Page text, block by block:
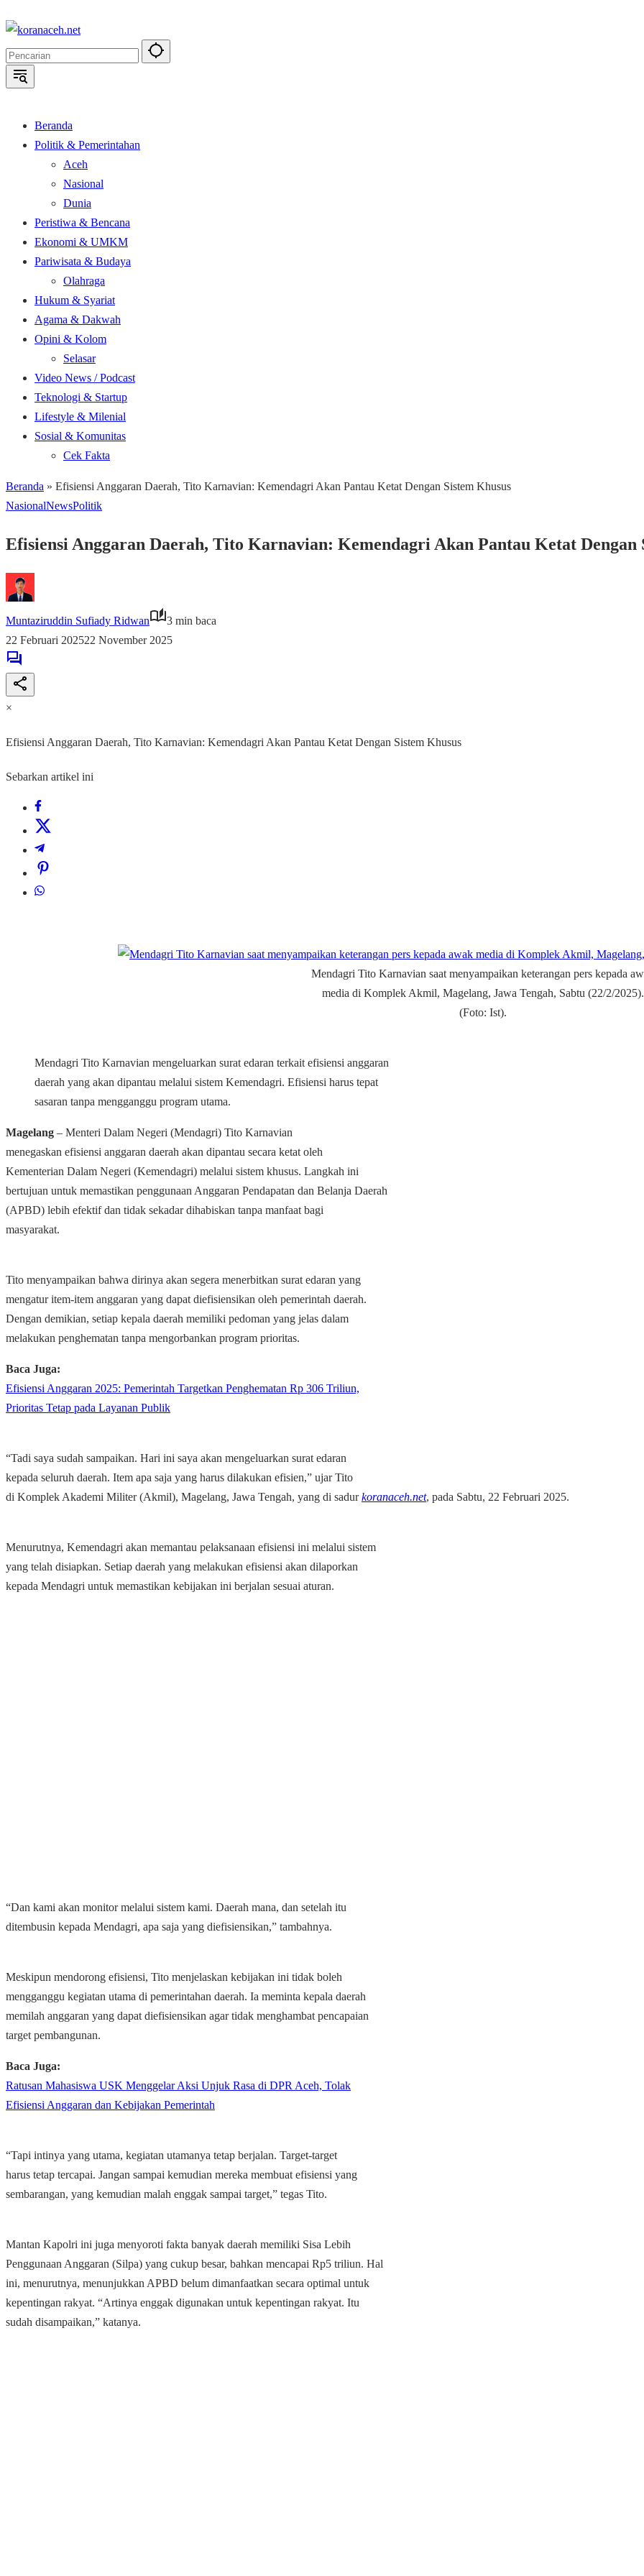
ke
konten
Beranda
Politik & Pemerintahan
Aceh
Nasional
Dunia
Peristiwa & Bencana
Ekonomi & UMKM
Pariwisata & Budaya
Olahraga
Hukum & Syariat
Agama & Dakwah
Opini & Kolom
Selasar
Video News / Podcast
Teknologi & Startup
Lifestyle & Milenial
Sosial & Komunitas
Cek Fakta
Beranda » Efisiensi Anggaran Daerah, Tito Karnavian: Kemendagri Akan Pantau Ketat Dengan Sistem Khusus
NasionalNewsPolitik
Efisiensi Anggaran Daerah, Tito Karnavian: Kemendagri Akan Pantau Ketat Dengan
Muntaziruddin Sufiady Ridwan
3 min baca
22 Februari 202522 November 2025
×
Efisiensi Anggaran Daerah, Tito Karnavian: Kemendagri Akan Pantau Ketat Dengan Sistem Khusus
Sebarkan artikel ini
Mendagri Tito Karnavian saat menyampaikan keterangan pers kepada
media di Komplek Akmil, Magelang, Jawa Tengah, Sabtu (22/2/2025).
(Foto: Ist).
Mendagri Tito Karnavian mengeluarkan surat edaran terkait efisiensi anggaran
daerah yang akan dipantau melalui sistem Kemendagri. Efisiensi harus tepat
sasaran tanpa mengganggu program utama.
Magelang – Menteri Dalam Negeri (Mendagri) Tito Karnavian
menegaskan efisiensi anggaran daerah akan dipantau secara ketat oleh
Kementerian Dalam Negeri (Kemendagri) melalui sistem khusus. Langkah ini
bertujuan untuk memastikan penggunaan Anggaran Pendapatan dan Belanja Daerah
(APBD) lebih efektif dan tidak sekadar dihabiskan tanpa manfaat bagi
masyarakat.
Tito menyampaikan bahwa dirinya akan segera menerbitkan surat edaran yang
mengatur item-item anggaran yang dapat diefisiensikan oleh pemerintah daerah.
Dengan demikian, setiap kepala daerah memiliki pedoman yang jelas dalam
melakukan penghematan tanpa mengorbankan program prioritas.
Baca Juga:
Efisiensi Anggaran 2025: Pemerintah Targetkan Penghematan Rp 306 Triliun,
Prioritas Tetap pada Layanan Publik
“Tadi saya sudah sampaikan. Hari ini saya akan mengeluarkan surat edaran
kepada seluruh daerah. Item apa saja yang harus dilakukan efisien,” ujar Tito
di Komplek Akademi Militer (Akmil), Magelang, Jawa Tengah, yang di sadurkoranaceh.net, pada Sabtu, 22 Februari 2025.
Menurutnya, Kemendagri akan memantau pelaksanaan efisiensi ini melalui sistem
yang telah disiapkan. Setiap daerah yang melakukan efisiensi akan dilaporkan
kepada Mendagri untuk memastikan kebijakan ini berjalan sesuai aturan.
“Dan kami akan monitor melalui sistem kami. Daerah mana, dan setelah itu
ditembusin kepada Mendagri, apa saja yang diefisiensikan,” tambahnya.
Meskipun mendorong efisiensi, Tito menjelaskan kebijakan ini tidak boleh
mengganggu kegiatan utama di pemerintahan daerah. Ia meminta kepala daerah
memilah anggaran yang dapat diefisiensikan agar tidak menghambat pencapaian
target pembangunan.
Baca Juga:
Ratusan Mahasiswa USK Menggelar Aksi Unjuk Rasa di DPR Aceh, Tolak
Efisiensi Anggaran dan Kebijakan Pemerintah
“Tapi intinya yang utama, kegiatan utamanya tetap berjalan. Target-target
harus tetap tercapai. Jangan sampai kemudian mereka membuat efisiensi yang
sembarangan, yang kemudian malah enggak sampai target,” tegas Tito.
Mantan Kapolri ini juga menyoroti fakta banyak daerah memiliki Sisa Lebih
Penggunaan Anggaran (Silpa) yang cukup besar, bahkan mencapai Rp5 triliun. Hal
ini, menurutnya, menunjukkan APBD belum dimanfaatkan secara optimal untuk
kepentingan rakyat. “Artinya enggak digunakan untuk kepentingan rakyat. Itu
sudah disampaikan,” katanya.